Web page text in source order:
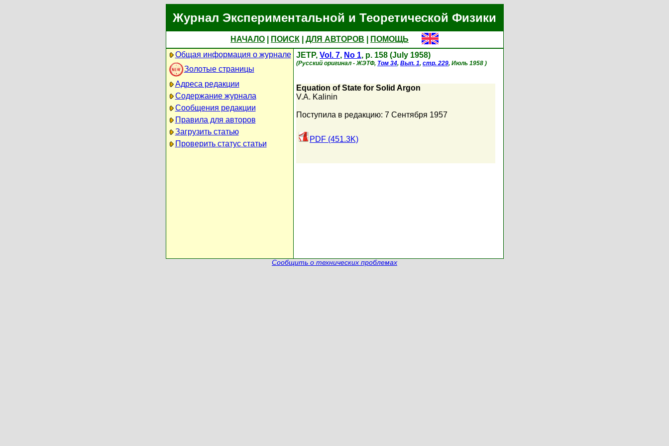
Журнал Экспериментальной и Теоретической Физики
НАЧАЛО ПОИСК ДЛЯ АВТОРОВ
ПОМОЩЬ
Общая информация о журнале
Золотые страницы
Адреса редакции
Содержание журнала
Сообщения редакции
Правила для авторов
Загрузить статью
Проверить статус статьи
JETP, Vol. 7, No 1, p. 158 (July 1958)
(Русский оригинал - ЖЭТФ, Том 34, Вып. 1, стр. 229, Июль 1958 )
Equation of State for Solid Argon
V.A. Kalinin
Поступила в редакцию: 7 Сентября 1957
PDF (451.3K)
Сообщить о технических проблемах